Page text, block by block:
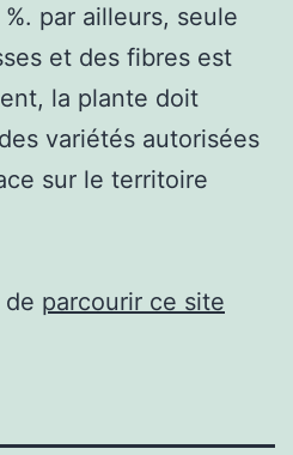
par ailleurs, seule
et des fibres est
la plante doit
variétés autorisées
sur le territoire
de parcourir ce site